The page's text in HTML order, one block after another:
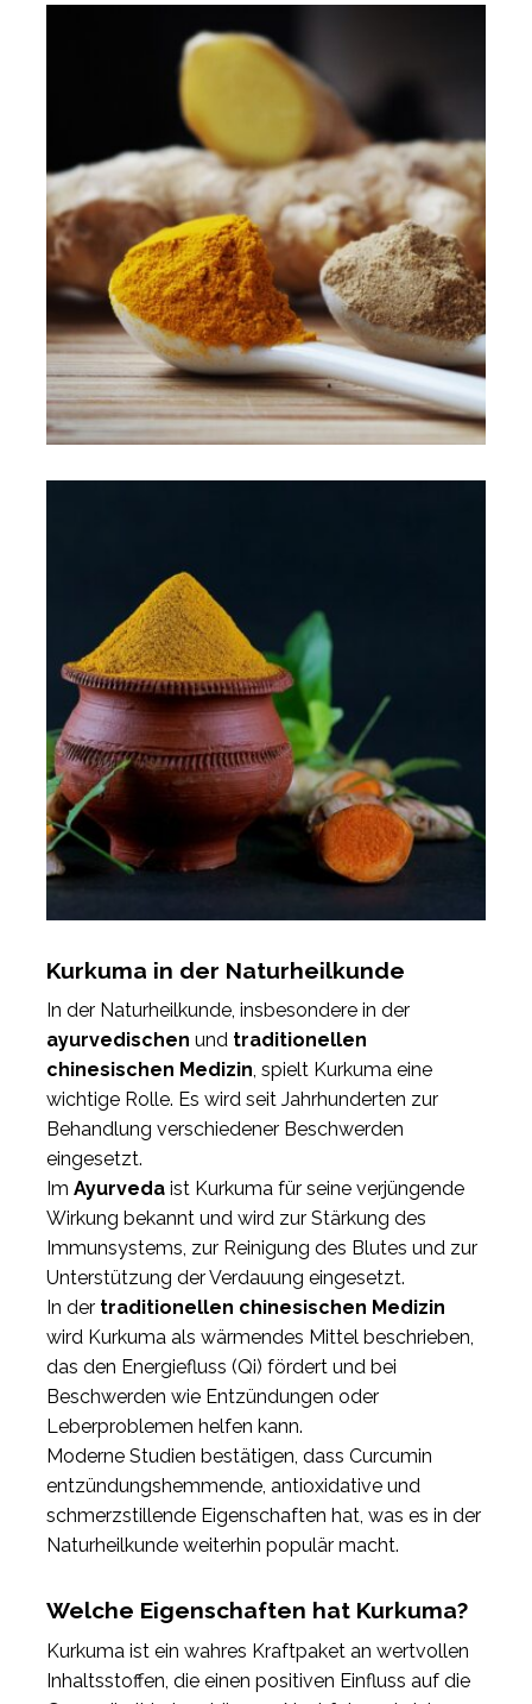
Kurkuma in der Naturheilkunde
In der Naturheilkunde, insbesondere in der
ayurvedischen und traditionellen
chinesischen Medizin, spielt Kurkuma eine
wichtige Rolle. Es wird seit Jahrhunderten zur
Behandlung verschiedener Beschwerden
eingesetzt.
Im Ayurveda ist Kurkuma für seine verjüngende
Wirkung bekannt und wird zur Stärkung des
Immunsystems, zur Reinigung des Blutes und zur
Unterstützung der Verdauung eingesetzt.
In der traditionellen chinesischen Medizin
wird Kurkuma als wärmendes Mittel beschrieben,
das den Energiefluss (Qi) fördert und bei
Beschwerden wie Entzündungen oder
Leberproblemen helfen kann.
Moderne Studien bestätigen, dass Curcumin
entzündungshemmende, antioxidative und
schmerzstillende Eigenschaften hat, was es in der
Naturheilkunde weiterhin populär macht.
Welche Eigenschaften hat Kurkuma?
Kurkuma ist ein wahres Kraftpaket an wertvollen
Inhaltsstoffen, die einen positiven Einfluss auf die